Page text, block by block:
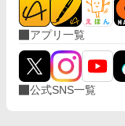
アプリ一覧
公式SNS一覧